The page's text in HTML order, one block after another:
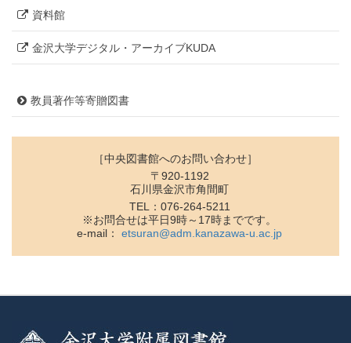
資料館
金沢大学デジタル・アーカイブKUDA
教員著作等寄贈図書
［中央図書館へのお問い合わせ］
〒920-1192
石川県金沢市角間町
TEL：076-264-5211
※お問合せは平日9時～17時までです。
e-mail： etsuran@adm.kanazawa-u.ac.jp